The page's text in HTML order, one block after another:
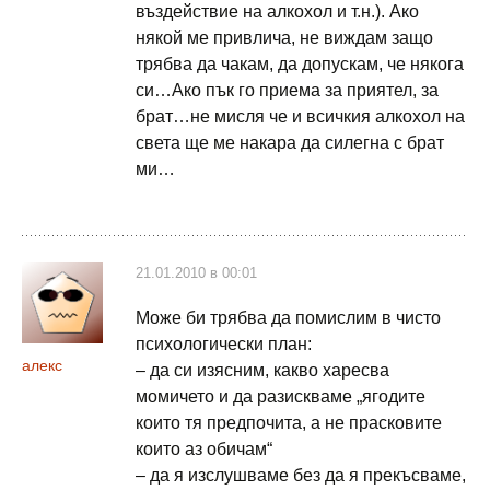
въздействие на алкохол и т.н.). Ако
някой ме привлича, не виждам защо
трябва да чакам, да допускам, че някога
си…Ако пък го приема за приятел, за
брат…не мисля че и всичкия алкохол на
света ще ме накара да силегна с брат
ми…
алекс
21.01.2010 в 00:01
Може би трябва да помислим в чисто
психологически план:
– да си изясним, какво харесва
момичето и да разискваме „ягодите
които тя предпочита, а не прасковите
които аз обичам“
– да я изслушваме без да я прекъсваме,